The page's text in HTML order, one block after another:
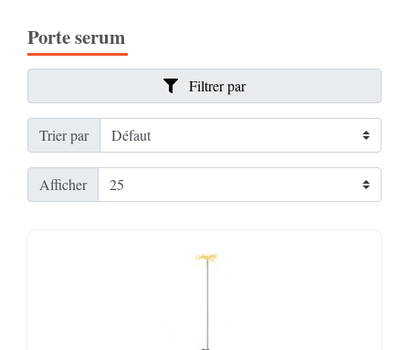
Porte serum
Filtrer par
Trier par
Afficher